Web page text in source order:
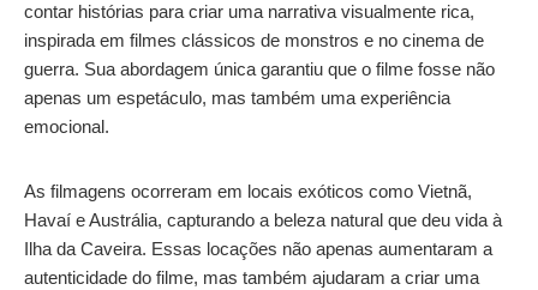
contar histórias para criar uma narrativa visualmente rica,
inspirada em filmes clássicos de monstros e no cinema de
guerra. Sua abordagem única garantiu que o filme fosse não
apenas um espetáculo, mas também uma experiência
emocional.
As filmagens ocorreram em locais exóticos como Vietnã,
Havaí e Austrália, capturando a beleza natural que deu vida à
Ilha da Caveira. Essas locações não apenas aumentaram a
autenticidade do filme, mas também ajudaram a criar uma